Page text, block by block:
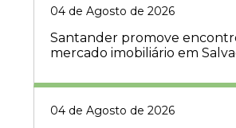
04 de Agosto de 2026
Santander promove
mercado imobiliário em
04 de Agosto de 2026